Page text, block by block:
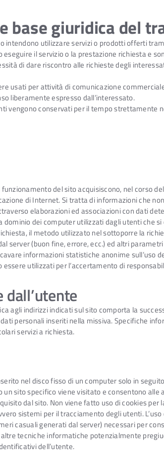
base giuridica del
intendono utilizzare servizi o prodotti offerti
il servizio o la prestazione richiesta e
di dare riscontro alle richieste degli
usati per attività di comunicazione
liberamente espresso dall’interessato.
vengono conservati per il tempo
del sito acquisiscono, nel corso
di Internet. Si tratta di informazioni che
elaborazioni ed associazioni con dati
dei computer utilizzati dagli utenti che
il metodo utilizzato nel sottoporre la
server (buon fine, errore, ecc.) ed altri
informazioni statistiche anonime sull’uso
utilizzati per l’accertamento di
agli indirizzi indicati sul sito comporta la
personali inseriti nella missiva. Specifiche
servizi a richiesta.
nel disco fisso di un computer solo in
sito specifico viene visitato e consentono
dal sito. Non viene fatto uso di cookies
sistemi per il tracciamento degli utenti.
casuali generati dal server) necessari per
tecniche informatiche potenzialmente
dell’utente.